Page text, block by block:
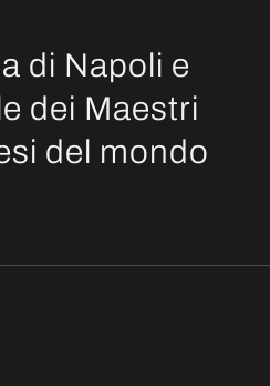
di Napoli e
dei Maestri
del mondo